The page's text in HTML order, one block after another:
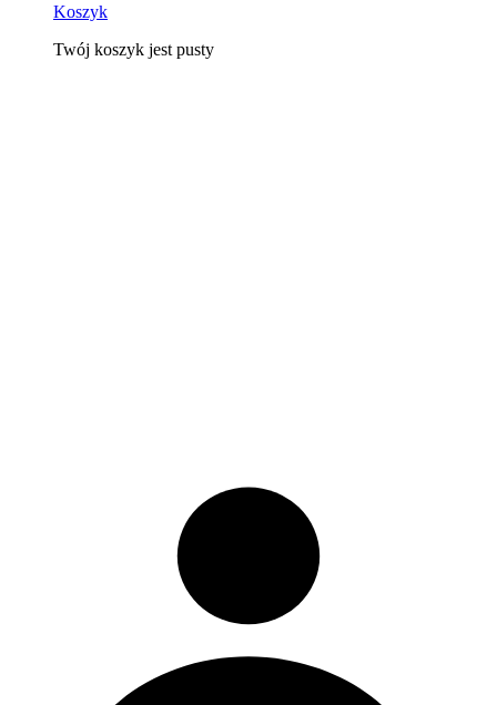
Koszyk
Twój koszyk jest pusty